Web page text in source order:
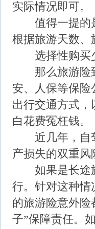
实际情况即可。
值得一提的是
根据旅游天数、
选择性购买
那么旅游险到
安、人保等保险
出行交通方式
白花费冤枉钱。
近几年，自驾
产损失的双重
如果是长途旅
行。针对这种情
的旅游险意外险
子”保障责任。